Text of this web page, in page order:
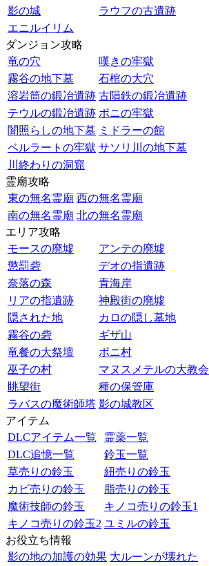
影の城
ラウフの古遺跡
エニルイリム
ダンジョン攻略
竜の穴
嘆きの牢獄
霧谷の地下墓
石棺の大穴
溶岩筒の鍛冶遺跡 古隕鉄の鍛冶遺跡
テウルの鍛冶遺跡 ボニの牢獄
闇照らしの地下墓 ミドラーの館
ベルラートの牢獄 サソリ川の地下墓
川終わりの洞窟
霊廟攻略
東の無名霊廟 西の無名霊廟
南の無名霊廟 北の無名霊廟
エリア攻略
モースの廃墟
アンテの廃墟
懲罰砦
デオの指遺跡
奈落の森
青海岸
リアの指遺跡
神殿街の廃墟
隠された地
カロの隠し墓地
霧谷の砦
ギザ山
竜餐の大祭壇
ボニ村
巫子の村
マヌスメテルの大教会
眺望街
種の保管庫
ラバスの魔術師塔 影の城教区
アイテム
DLCアイテム一覧
霊薬一覧
DLC追憶一覧
鈴玉一覧
草売りの鈴玉
紐売りの鈴玉
カビ売りの鈴玉
脂売りの鈴玉
魔術技師の鈴玉
キノコ売りの鈴玉1
キノコ売りの鈴玉2 ユミルの鈴玉
お役立ち情報
影の地の加護の効果 大ルーンが壊れた